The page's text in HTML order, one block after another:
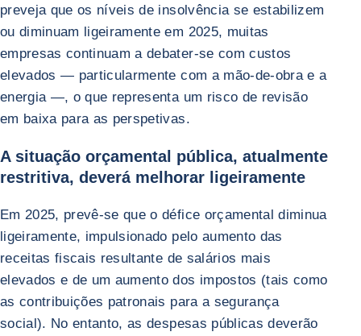
preveja que os níveis de insolvência se estabilizem
ou diminuam ligeiramente em 2025, muitas
empresas continuam a debater-se com custos
elevados — particularmente com a mão-de-obra e a
energia —, o que representa um risco de revisão
em baixa para as perspetivas.
A situação orçamental pública, atualmente
restritiva, deverá melhorar ligeiramente
Em 2025, prevê-se que o défice orçamental diminua
ligeiramente, impulsionado pelo aumento das
receitas fiscais resultante de salários mais
elevados e de um aumento dos impostos (tais como
as contribuições patronais para a segurança
social). No entanto, as despesas públicas deverão